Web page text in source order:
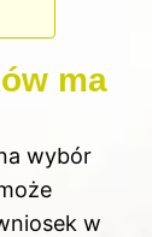
ma
wybór
w